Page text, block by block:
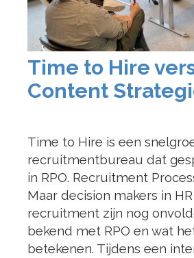
Time to Hire
Content
Time to Hire is een
recruitmentbureau dat
in RPO. Recruitment
Maar decision makers in
recruitment zijn nog
bekend met RPO en wat
betekenen. Tijdens een